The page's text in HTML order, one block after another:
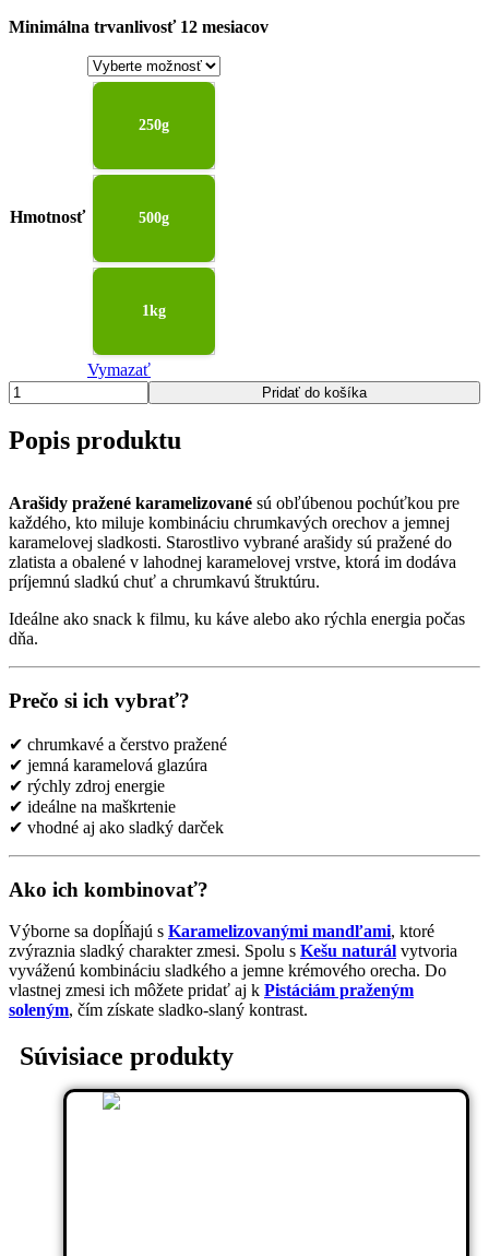
Minimálna trvanlivosť 12 mesiacov
Hmotnosť
250g
500g
1kg
Vymazať
množstvo
Arašidy
pražené
karamelizované
Pridať do košíka
Popis produktu
Arašidy pražené karamelizované sú obľúbenou pochúťkou pre
každého, kto miluje kombináciu chrumkavých orechov a jemnej
karamelovej sladkosti. Starostlivo vybrané arašidy sú pražené do
zlatista a obalené v lahodnej karamelovej vrstve, ktorá im dodáva
príjemnú sladkú chuť a chrumkavú štruktúru.
Ideálne ako snack k filmu, ku káve alebo ako rýchla energia počas
dňa.
Prečo si ich vybrať?
✔ chrumkavé a čerstvo pražené
✔ jemná karamelová glazúra
✔ rýchly zdroj energie
✔ ideálne na maškrtenie
✔ vhodné aj ako sladký darček
Ako ich kombinovať?
Výborne sa dopĺňajú s Karamelizovanými mandľami, ktoré
zvýraznia sladký charakter zmesi. Spolu s Kešu naturál vytvoria
vyváženú kombináciu sladkého a jemne krémového orecha. Do
vlastnej zmesi ich môžete pridať aj k Pistáciám praženým
soleným, čím získate sladko-slaný kontrast.
Súvisiace produkty